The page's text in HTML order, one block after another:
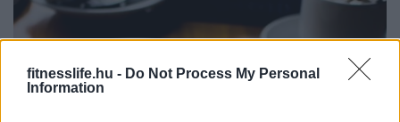
fitnesslife.hu - Do Not Process My Personal
Information